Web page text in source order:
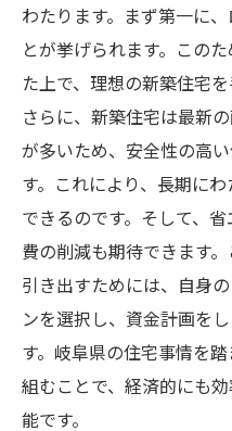
わたります。まず第一に
とが挙げられます。この
た上で、理想の新築住宅
さらに、新築住宅は最新
が多いため、安全性の高
す。これにより、長期に
できるのです。そして、
費の削減も期待できます
引き出すためには、自身
ンを選択し、資金計画を
す。岐阜県の住宅事情を
組むことで、経済的にも
能です。